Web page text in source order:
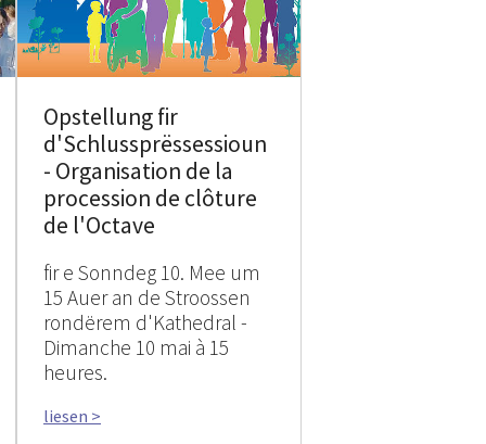
Opstellung fir
d'Schlussprëssessioun
- Organisation de la
procession de clôture
de l'Octave
fir e Sonndeg 10. Mee um
15 Auer an de Stroossen
rondërem d'Kathedral -
Dimanche 10 mai à 15
heures.
liesen >